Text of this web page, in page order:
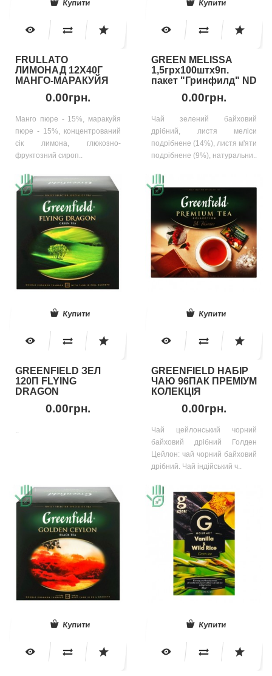
Купити
FRULLATO
ЛИМОНАД 12Х40Г
МАНГО-МАРАКУЙЯ
0.00грн.
Манго пюре - 15%, маракуйя
пюре - 15%, концентрований
сік лимона, глюкозно-
фруктозний сироп..
Купити
GREEN MELISSA
1,5грх100штх9п.
пакет "Гринфилд" ND
0.00грн.
Чай зелений байховий
дрібний, листя меліси
подрібнене (14%), листя м'яти
подрібнене (9%), натуральни..
Купити
GREENFIELD ЗЕЛ
120П FLYING
DRAGON
0.00грн.
..
Купити
GREENFIELD НАБІР
ЧАЮ 96ПАК ПРЕМІУМ
КОЛЕКЦІЯ
0.00грн.
Чай цейлонський чорний
байховий дрібний Голден
Цейлон: чай чорний байховий
дрібний. Чай індійський ч..
Купити Купити